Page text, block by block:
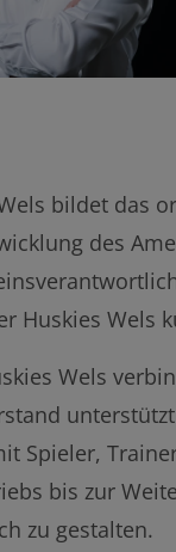
Schriftführer
bildet das
des
Huskies Wels
Wels
Spieler,
bis zur
zu gestalten.